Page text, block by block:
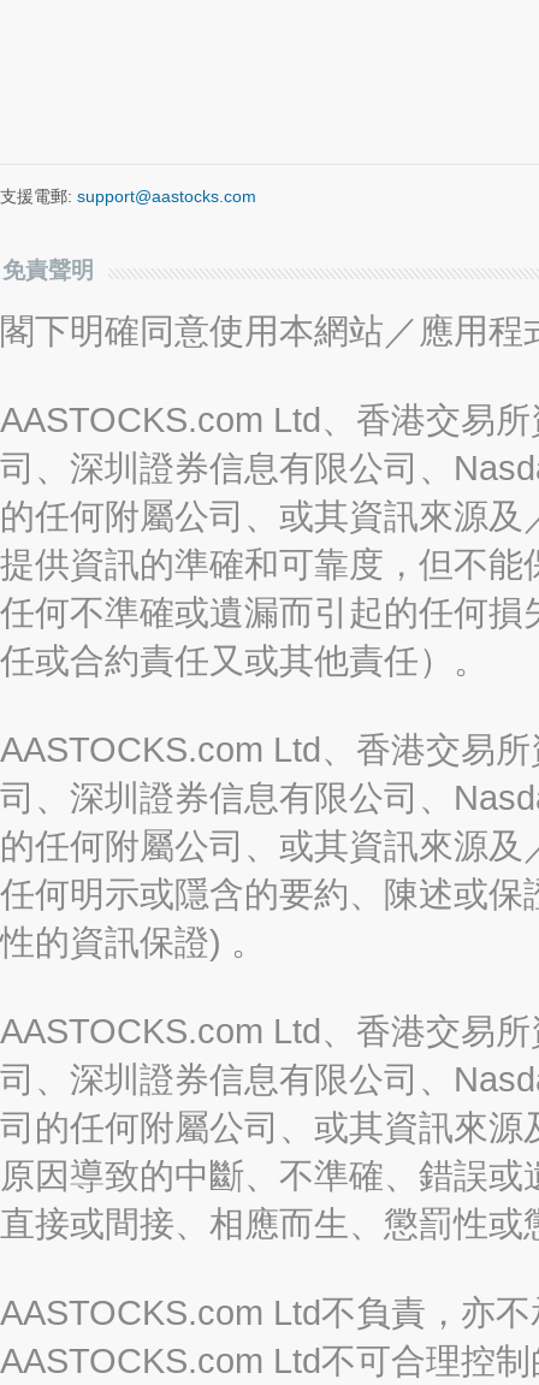
支援電郵: support@aastocks.com
免責聲明
閣下明確同意使用本網站／應用
AASTOCKS.com Ltd、香港交易
司、深圳證券信息有限公司、
的任何附屬公司、或其資訊來源
提供資訊的準確和可靠度，但不
任何不準確或遺漏而引起的任何
任或合約責任又或其他責任）。
AASTOCKS.com Ltd、香港交易
司、深圳證券信息有限公司、
的任何附屬公司、或其資訊來源
任何明示或隱含的要約、陳述或
性的資訊保證) 。
AASTOCKS.com Ltd、香港交易
司、深圳證券信息有限公司、
司的任何附屬公司、或其資訊來
原因導致的中斷、不準確、錯誤
直接或間接、相應而生、懲罰性
AASTOCKS.com Ltd不負責，亦
AASTOCKS.com Ltd不可合理控